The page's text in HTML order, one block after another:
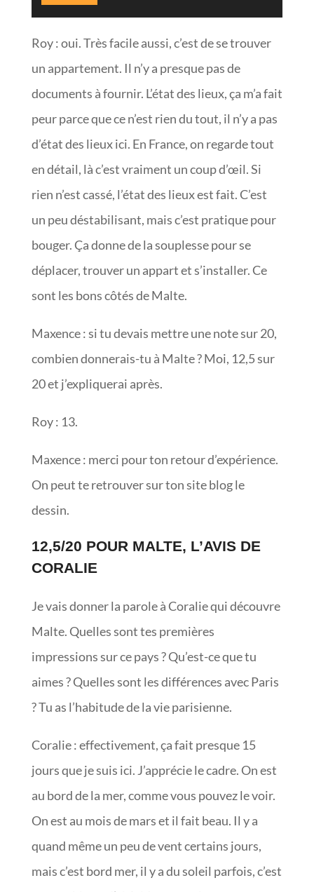
Roy : oui. Très facile aussi, c’est de se trouver
un appartement. Il n’y a presque pas de
documents à fournir. L’état des lieux, ça m’a fait
peur parce que ce n’est rien du tout, il n’y a pas
d’état des lieux ici. En France, on regarde tout
en détail, là c’est vraiment un coup d’œil. Si
rien n’est cassé, l’état des lieux est fait. C’est
un peu déstabilisant, mais c’est pratique pour
bouger. Ça donne de la souplesse pour se
déplacer, trouver un appart et s’installer. Ce
sont les bons côtés de Malte.
Maxence : si tu devais mettre une note sur 20,
combien donnerais-tu à Malte ? Moi, 12,5 sur
20 et j’expliquerai après.
Roy : 13.
Maxence : merci pour ton retour d’expérience.
On peut te retrouver sur ton site blog le
dessin.
12,5/20 POUR MALTE, L’AVIS DE
CORALIE
Je vais donner la parole à Coralie qui découvre
Malte. Quelles sont tes premières
impressions sur ce pays ? Qu’est-ce que tu
aimes ? Quelles sont les différences avec Paris
? Tu as l’habitude de la vie parisienne.
Coralie : effectivement, ça fait presque 15
jours que je suis ici. J’apprécie le cadre. On est
au bord de la mer, comme vous pouvez le voir.
On est au mois de mars et il fait beau. Il y a
quand même un peu de vent certains jours,
mais c’est bord mer, il y a du soleil parfois, c’est